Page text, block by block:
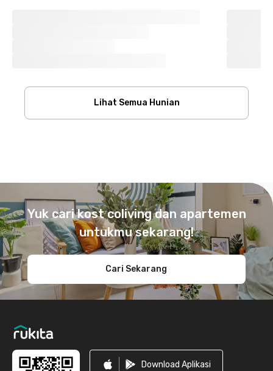
Lihat Semua Hunian
Yuk cari kost coliving dan apartemen
untukmu sekarang!
Cari Sekarang
Download Aplikasi